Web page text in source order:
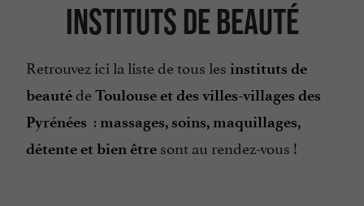
Instituts de Beauté
Retrouvez ici la liste de tous les instituts de
beautédeToulouse et des villes-villages des
Pyrénées : massages, soins, maquillages,
détente et bien être sont au rendez-vous !